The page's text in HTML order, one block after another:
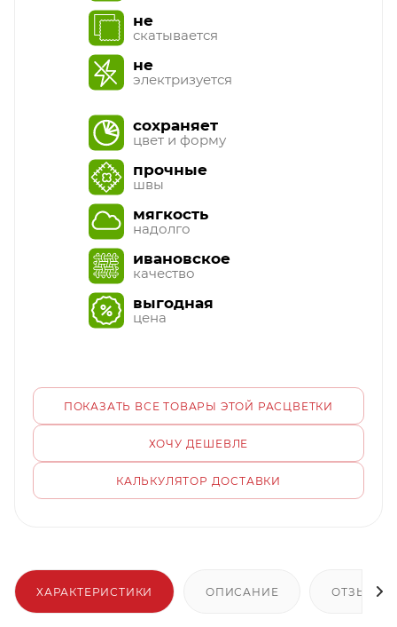
не
скатывается
не
электризуется
сохраняет
цвет и форму
прочные
швы
мягкость
надолго
ивановское
качество
выгодная
цена
ПОКАЗАТЬ ВСЕ ТОВАРЫ ЭТОЙ РАСЦВЕТКИ
ХОЧУ ДЕШЕВЛЕ
КАЛЬКУЛЯТОР ДОСТАВКИ
ХАРАКТЕРИСТИКИ ОПИСАНИЕ ОТЗЫВЫ